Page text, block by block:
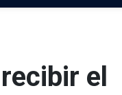
el